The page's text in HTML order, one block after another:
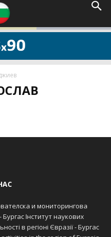
и мониторингова
Інститут наукових
в регіоні Євразії - Бургас